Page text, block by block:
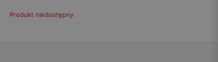
Produkt niedostępny